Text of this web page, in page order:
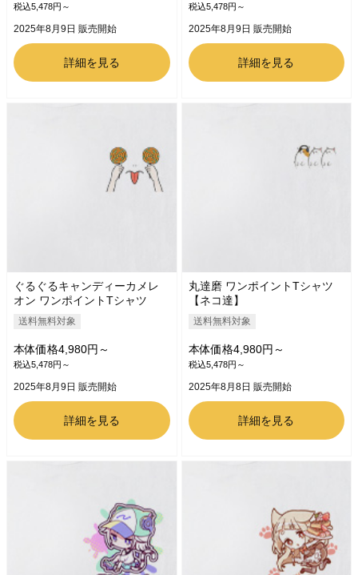
税込5,478円～
2025年8月9日 販売開始
詳細を見る
税込5,478円～
2025年8月9日 販売開始
詳細を見る
ぐるぐるキャンディーカメレ
オン ワンポイントTシャツ
送料無料対象
本体価格4,980円～
税込5,478円～
2025年8月9日 販売開始
詳細を見る
丸達磨 ワンポイントTシャツ
【ネコ達】
送料無料対象
本体価格4,980円～
税込5,478円～
2025年8月8日 販売開始
詳細を見る